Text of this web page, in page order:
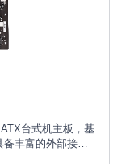
台式机主板，基
备丰富的外部接